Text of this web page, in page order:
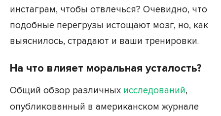
инстаграм, чтобы отвлечься? Очевидно, что
подобные перегрузы истощают мозг, но, как
выяснилось, страдают и ваши тренировки.
На что влияет моральная усталость?
Общий обзор различных исследований,
опубликованный в американском журнале